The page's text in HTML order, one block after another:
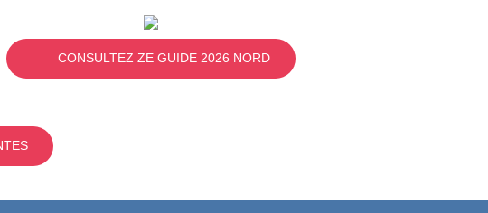
CONSULTEZ ZE GUIDE 2026 NORD